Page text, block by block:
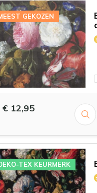
GEKOZEN
€ 12,95
TEX KEURMERK